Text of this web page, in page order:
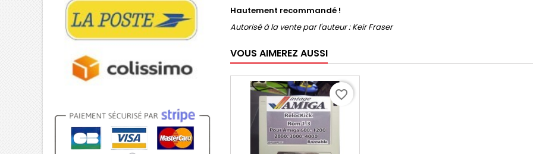
Hautement recommandé !
Autorisé à la vente par l'auteur : Keir Fraser
VOUS AIMEREZ AUSSI
favorite_border